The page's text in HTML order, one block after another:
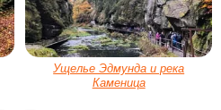
Ущелье Эдмунда и река
Каменица